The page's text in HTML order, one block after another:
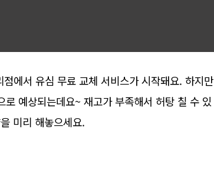
에서 유심 무료 교체 서비스가 시작돼요. 하지만
예상되는데요~ 재고가 부족해서 허탕 칠 수 있
미리 해놓으세요.